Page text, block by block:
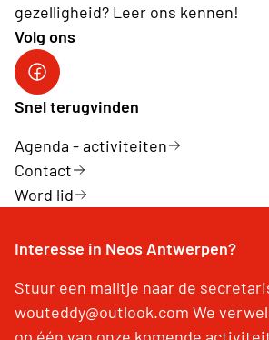
gezelligheid? Leer ons kennen!
Volg ons
Facebookpagina Neos Antwerpen
Snel terugvinden
Agenda - activiteiten
Contact
Word lid
Interesse in Neos Antwerpen?
Stuur een mailtje naar de
wouteddy@outlook.com We